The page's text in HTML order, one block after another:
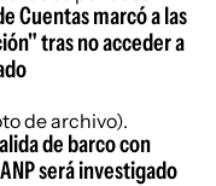
Cuentas marcó a las
tras no acceder a
de barco con
será investigado